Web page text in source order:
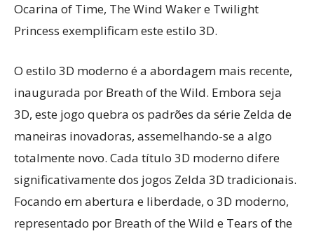
Ocarina of Time, The Wind Waker e Twilight
Princess exemplificam este estilo 3D.
O estilo 3D moderno é a abordagem mais recente,
inaugurada por Breath of the Wild. Embora seja
3D, este jogo quebra os padrões da série Zelda de
maneiras inovadoras, assemelhando-se a algo
totalmente novo. Cada título 3D moderno difere
significativamente dos jogos Zelda 3D tradicionais.
Focando em abertura e liberdade, o 3D moderno,
representado por Breath of the Wild e Tears of the